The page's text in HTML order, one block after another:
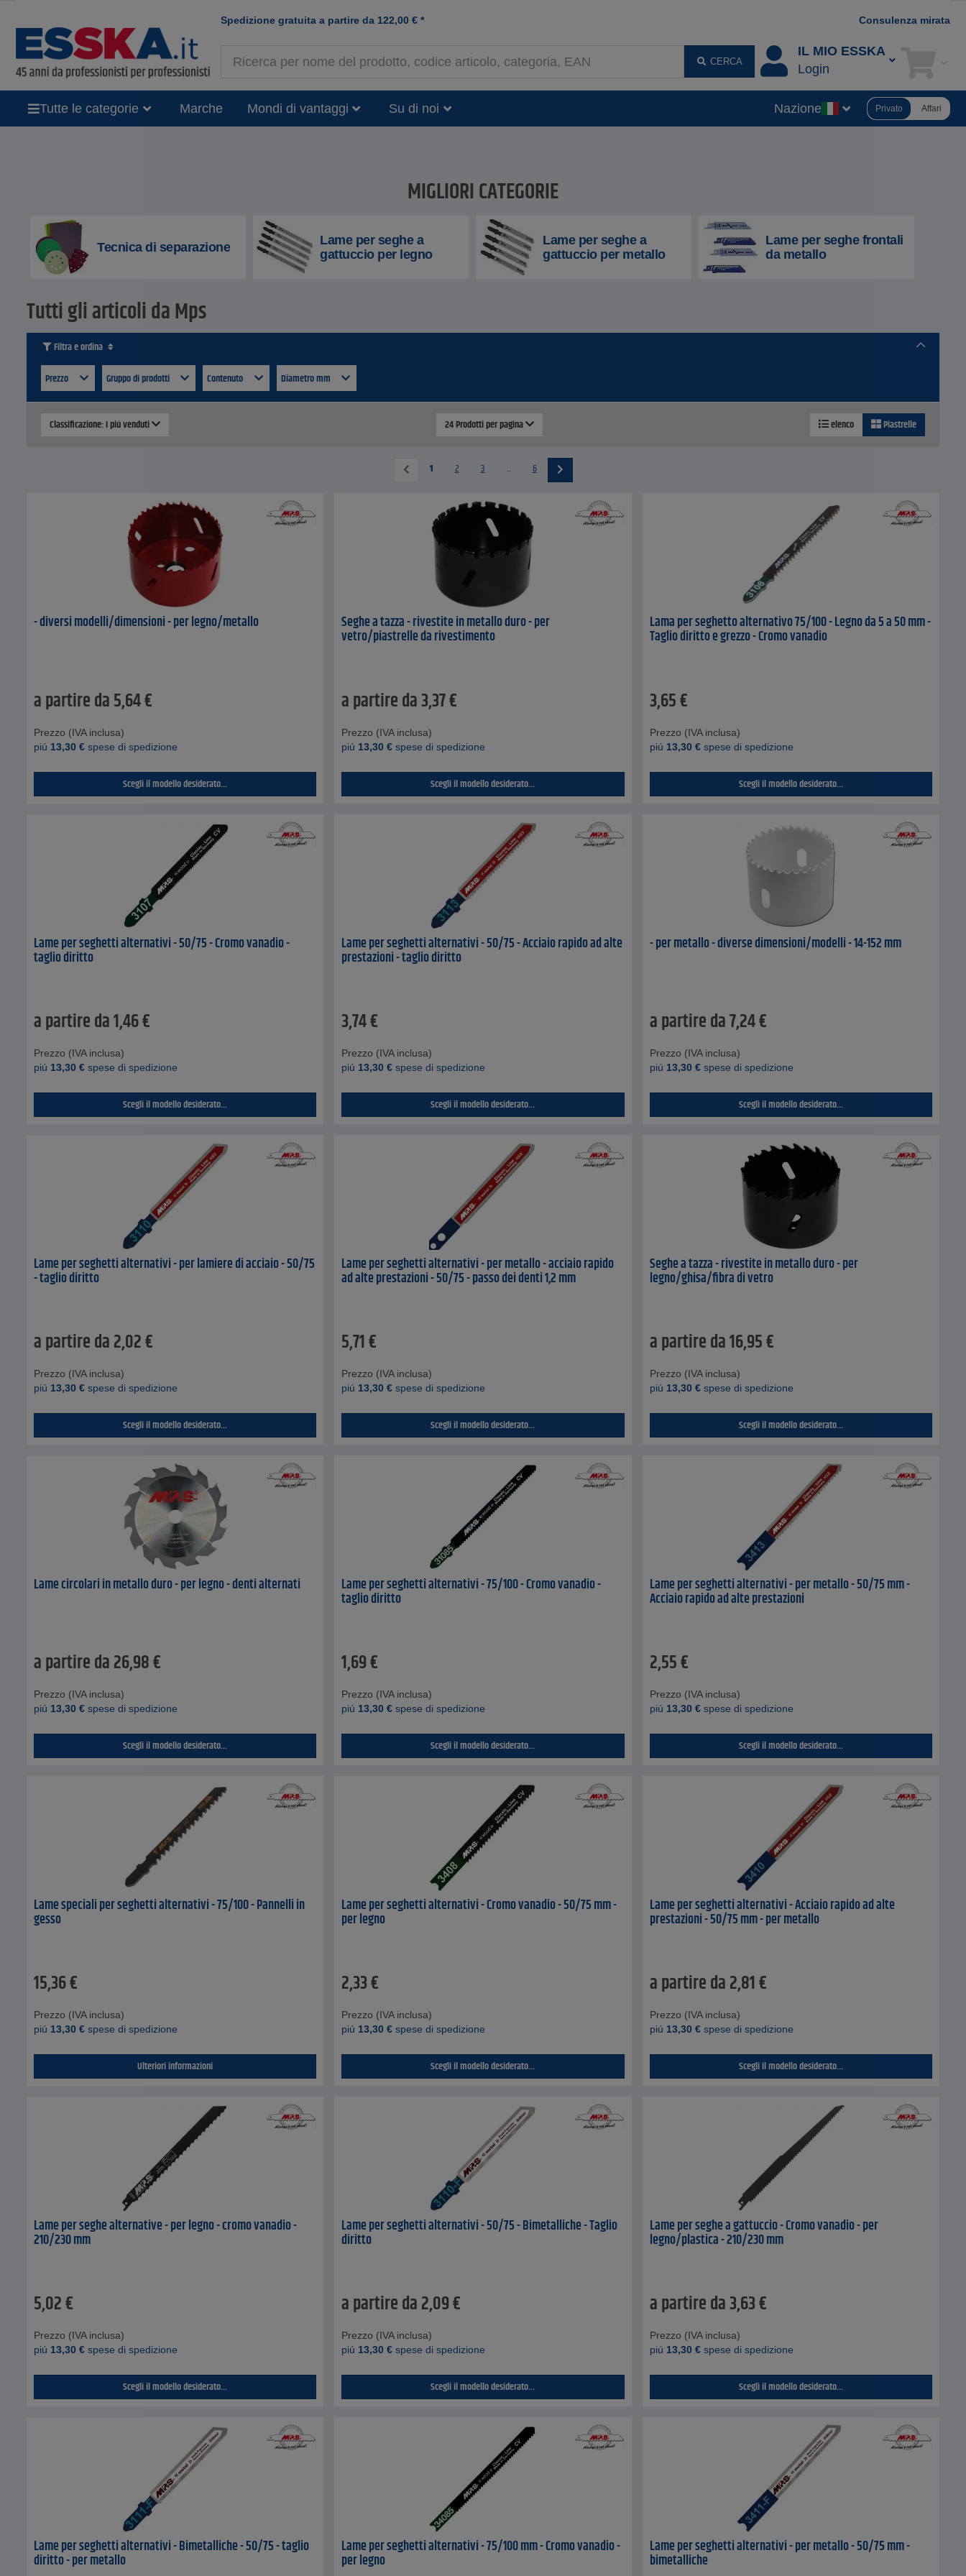
Spedizione gratuita a partire da 122,00 € * Consulenza mirata
CERCA
IL MIO ESSKA
Login
Tutte le categorie Marche Mondi di vantaggi Su di noi Nazione Privato Affari
MIGLIORI CATEGORIE
Tecnica di separazione
Lame per seghe a
gattuccio per legno
Lame per seghe a
gattuccio per metallo
Lame per seghe frontali
da metallo
Tutti gli articoli da Mps
Filtra e ordina
Prezzo
Gruppo di prodotti Contenuto Diametro mm
Classificazione: I piú venduti 24 Prodotti per pagina elenco Piastrelle
1 2 3 ... 6
- diversi modelli/dimensioni - per legno/metallo
a partire da5,64€
Prezzo (IVA inclusa)
piú 13,30 € spese di spedizione
Scegli il modello desiderato...
Seghe a tazza - rivestite in metallo duro - per
vetro/piastrelle da rivestimento
a partire da3,37€
Prezzo (IVA inclusa)
piú 13,30 € spese di spedizione
Scegli il modello desiderato...
Lama per seghetto alternativo 75/100 - Legno da 5 a 50 mm -
Taglio diritto e grezzo - Cromo vanadio
3,65€
Prezzo (IVA inclusa)
piú 13,30 €spese di spedizione
Scegli il modello desiderato...
Lame per seghetti alternativi - 50/75 - Cromo vanadio -
taglio diritto
a partire da1,46€
Prezzo (IVA inclusa)
piú 13,30 € spese di spedizione
Scegli il modello desiderato...
Lame per seghetti alternativi - 50/75 - Acciaio rapido ad alte
prestazioni - taglio diritto
3,74€
Prezzo (IVA inclusa)
piú 13,30 € spese di spedizione
Scegli il modello desiderato...
- per metallo - diverse dimensioni/modelli - 14-152 mm
a partire da7,24€
Prezzo (IVA inclusa)
piú 13,30 €spese di spedizione
Scegli il modello desiderato...
Lame per seghetti alternativi - per lamiere di acciaio - 50/75
- taglio diritto
a partire da2,02€
Prezzo (IVA inclusa)
piú 13,30 € spese di spedizione
Scegli il modello desiderato...
Lame per seghetti alternativi - per metallo - acciaio rapido
ad alte prestazioni - 50/75 - passo dei denti 1,2 mm
5,71€
Prezzo (IVA inclusa)
piú 13,30 € spese di spedizione
Scegli il modello desiderato...
Seghe a tazza - rivestite in metallo duro - per
legno/ghisa/fibra di vetro
a partire da16,95€
Prezzo (IVA inclusa)
piú 13,30 €spese di spedizione
Scegli il modello desiderato...
Lame circolari in metallo duro - per legno - denti alternati
a partire da26,98€
Prezzo (IVA inclusa)
piú 13,30 € spese di spedizione
Scegli il modello desiderato...
Lame per seghetti alternativi - 75/100 - Cromo vanadio -
taglio diritto
1,69€
Prezzo (IVA inclusa)
piú 13,30 € spese di spedizione
Scegli il modello desiderato...
Lame per seghetti alternativi - per metallo - 50/75 mm -
Acciaio rapido ad alte prestazioni
2,55€
Prezzo (IVA inclusa)
piú 13,30 €spese di spedizione
Scegli il modello desiderato...
Lame speciali per seghetti alternativi - 75/100 - Pannelli in
gesso
15,36€
Prezzo (IVA inclusa)
piú 13,30 € spese di spedizione
Ulteriori informazioni
Lame per seghetti alternativi - Cromo vanadio - 50/75 mm -
per legno
2,33€
Prezzo (IVA inclusa)
piú 13,30 € spese di spedizione
Scegli il modello desiderato...
Lame per seghetti alternativi - Acciaio rapido ad alte
prestazioni - 50/75 mm - per metallo
a partire da2,81€
Prezzo (IVA inclusa)
piú 13,30 €spese di spedizione
Scegli il modello desiderato...
Lame per seghe alternative - per legno - cromo vanadio -
210/230 mm
5,02€
Prezzo (IVA inclusa)
piú 13,30 € spese di spedizione
Scegli il modello desiderato...
Lame per seghetti alternativi - 50/75 - Bimetalliche - Taglio
diritto
a partire da2,09€
Prezzo (IVA inclusa)
piú 13,30 € spese di spedizione
Scegli il modello desiderato...
Lame per seghe a gattuccio - Cromo vanadio - per
legno/plastica - 210/230 mm
a partire da3,63€
Prezzo (IVA inclusa)
piú 13,30 €spese di spedizione
Scegli il modello desiderato...
Lame per seghetti alternativi - Bimetalliche - 50/75 - taglio
diritto - per metallo
Lame per seghetti alternativi - 75/100 mm - Cromo vanadio -
per legno
Lame per seghetti alternativi - per metallo - 50/75 mm -
bimetalliche